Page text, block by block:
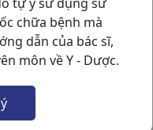
chữa bệnh mà
dẫn của bác sĩ,
môn về Y - Dược.
khách vui lòng thanh
với VN Medical trong
nhân viên giao hàng
chuyển.
vào tài khoản của